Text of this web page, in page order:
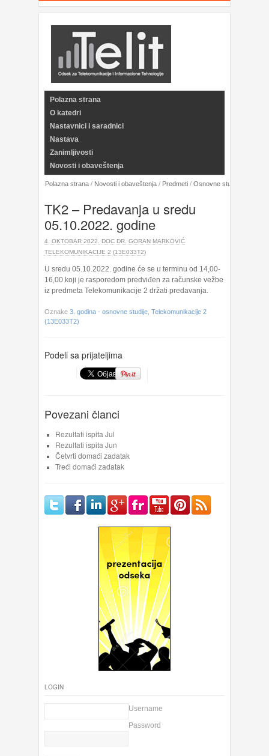
Polazna strana
O katedri
Nastavnici i saradnici
Nastava
Zanimljivosti
Novosti i obaveštenja
Polazna strana / Novosti i obaveštenja / Predmeti / Osnovne studije
TK2 – Predavanja u sredu
05.10.2022. godine
4. OKTOBAR 2022.
DOC DR. GORAN MARKOVIĆ
TELEKOMUNIKACIJE 2 (13E033T2)
U sredu 05.10.2022. godine će se u terminu od 14,00-
16,00 koji je rasporedom predviđen za računske vežbe
iz predmeta Telekomunikacije 2 držati predavanja.
Oznake 3. godina - osnovne studije Telekomunikacije 2
(13E033T2)
Podeli sa prijateljima
Povezani članci
Rezultati ispita Jul
Rezultati ispita Jun
Četvrti domaći zadatak
Treći domaći zadatak
LOGIN
Username
Password